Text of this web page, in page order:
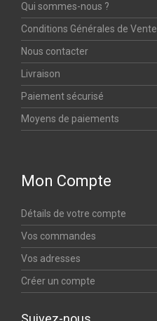
Qui sommes-nous ?
Conditions Générales de Vente
Nous contacter
Livraison
Paiement sécurisé
Moyens de paiements
Mon Compte
Détails de votre compte
Vos commandes
Vos adresses
Créer un compte